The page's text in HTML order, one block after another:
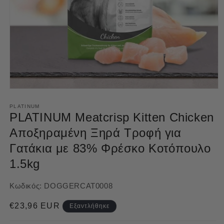
1
στο
βοηθητικό
παράθυρο
PLATINUM
PLATINUM Meatcrisp Kitten Chicken
Αποξηραμένη Ξηρά Τροφή για
Γατάκια με 83% Φρέσκο Κοτόπουλο
1.5kg
Κωδικός: DOGGERCAT0008
Κανονική
€23,96 EUR Εξαντλήθηκε